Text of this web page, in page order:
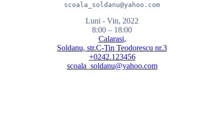
scoala_soldanu@yahoo.com
Luni - Vin, 2022
8:00 – 18:00
Calarasi,
Soldanu, str.C-Tin Teodorescu nr.3
+0242.123456
scoala_soldanu@yahoo.com